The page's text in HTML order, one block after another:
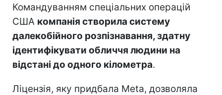
Командуванням спеціальних операцій
США компанія створила систему
далекобійного розпізнавання, здатну
ідентифікувати обличчя людини на
відстані до одного кілометра.
Ліцензія, яку придбала Meta, дозволяла